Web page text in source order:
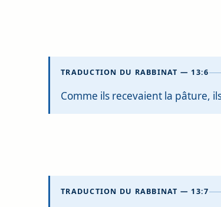
TRADUCTION DU RABBINAT — 13:6
Comme ils recevaient la pâture,
TRADUCTION DU RABBINAT — 13:7